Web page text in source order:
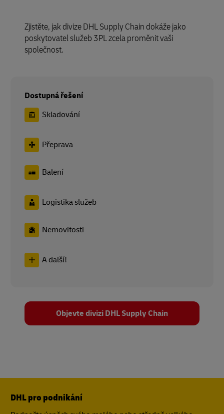
Zjistěte, jak divize DHL Supply Chain dokáže jako
poskytovatel služeb 3PL zcela proměnit vaši
společnost.
Dostupná řešení
Skladování
Přeprava
Balení
Logistika služeb
Nemovitosti
A další!
Objevte divizi DHL Supply Chain
DHL pro podnikání